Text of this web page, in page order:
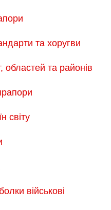
та хоругви
областей та районів
світу
військові